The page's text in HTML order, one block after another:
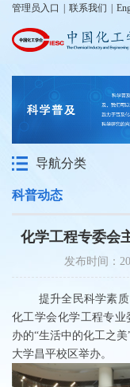
管理员入口 联系我们
导航分类
科普动态
化学工程专委会
发布时间：
提升全民科学素质，
化工学会化学工程专
办的“生活中的化工之
大学昌平校区举办。